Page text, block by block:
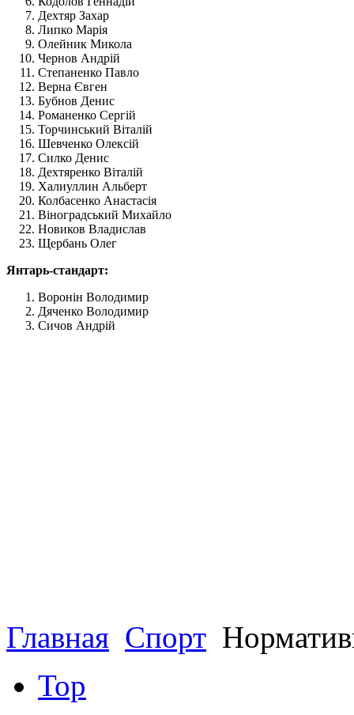
Дехтяр Захар
Липко Марія
Олейник Микола
Чернов Андрій
Степаненко Павло
Верна Євген
Бубнов Денис
Романенко Сергій
Торчинський Віталій
Шевченко Олексій
Силко Денис
Дехтяренко Віталій
Халиуллин Альберт
Колбасенко Анастасія
Віноградський Михайло
Новиков Владислав
Щербань Олег
Янтарь-стандарт:
Воронін Володимир
Дяченко Володимир
Сичов Андрій
Главная Спорт
Top